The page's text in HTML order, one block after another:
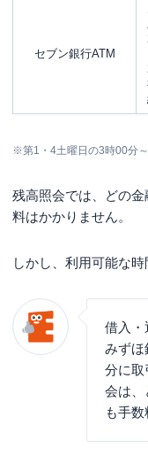
セブン銀行ATM
※第1・4土曜日の3時00分
残高照会では、どの
料はかかりません。
しかし、利用可能な
借入・
みずほ
分に取
会は、
も手数